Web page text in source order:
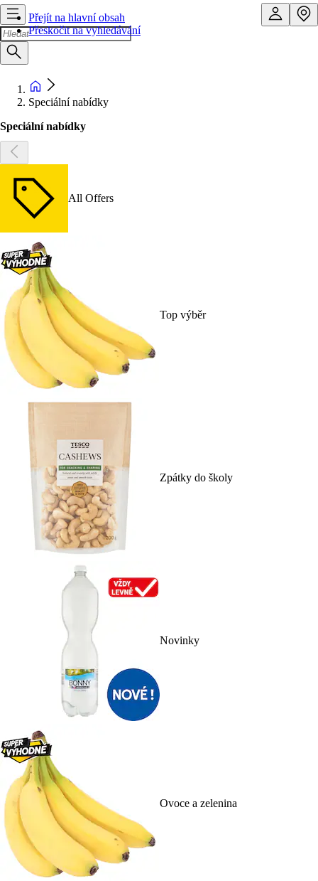
Přejít na hlavní obsah
Přeskočit na vyhledávání
Speciální nabídky
Speciální nabídky
All Offers
Top výběr
Zpátky do školy
Novinky
Ovoce a zelenina